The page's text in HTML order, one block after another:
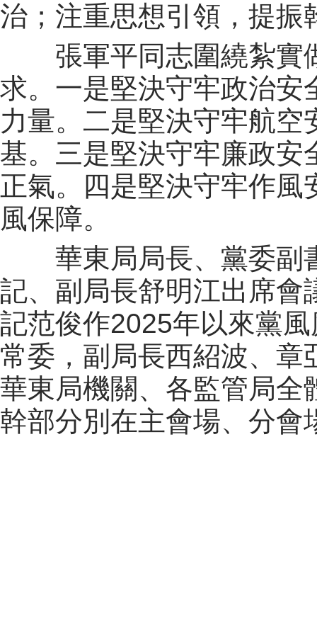
治；注重思想引領，提振
張軍平同志圍繞紮實
求。一是堅決守牢政治安
力量。二是堅決守牢航
基。三是堅決守牢廉政安
正氣。四是堅決守牢作
風保障。
華東局局長、黨委副
記、副局長舒明江出席會
記范俊作2025年以來黨
常委，副局長西紹波、章
華東局機關、各監管局全
幹部分別在主會場、分會